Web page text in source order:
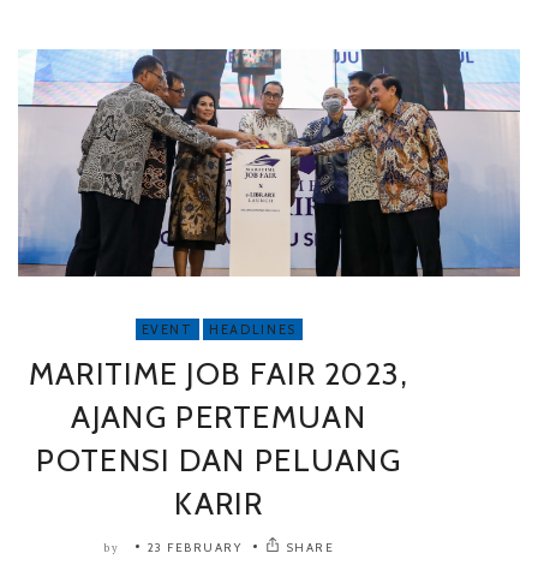
EVENT HEADLINES
MARITIME JOB FAIR 2023,
AJANG PERTEMUAN
POTENSI DAN PELUANG
KARIR
by 23 FEBRUARY SHARE